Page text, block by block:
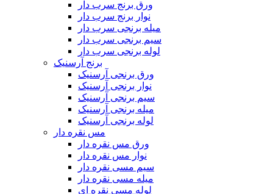
ورق برنج سرب دار
نوار برنج سرب دار
میله برنجی سرب دار
سیم برنجی سرب دار
لوله برنجی سرب دار
برنج آرسنیک
ورق برنجی آرسنیک
نوار برنجی آرسنیک
سیم برنجی آرسنیک
میله برنجی آرسنیک
لوله برنجی آرسنیک
مس نقره دار
ورق مس نقره دار
نوار مس نقره دار
سیم مسی نقره دار
میله مسی نقره دار
لوله مسی نقره ای